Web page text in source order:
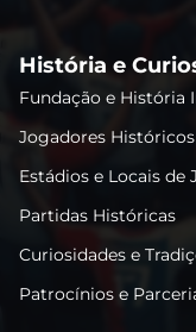
História e
Fundação e História
Jogadores Históricos
Estádios e Locais de
Partidas Históricas
Curiosidades e
Patrocínios e